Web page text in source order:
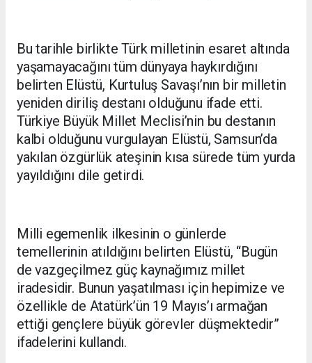
Bu tarihle birlikte Türk milletinin esaret altında
yaşamayacağını tüm dünyaya haykırdığını
belirten Elüstü, Kurtuluş Savaşı’nın bir milletin
yeniden diriliş destanı olduğunu ifade etti.
Türkiye Büyük Millet Meclisi’nin bu destanın
kalbi olduğunu vurgulayan Elüstü, Samsun’da
yakılan özgürlük ateşinin kısa sürede tüm yurda
yayıldığını dile getirdi.
Milli egemenlik ilkesinin o günlerde
temellerinin atıldığını belirten Elüstü, “Bugün
de vazgeçilmez güç kaynağımız millet
iradesidir. Bunun yaşatılması için hepimize ve
özellikle de Atatürk’ün 19 Mayıs’ı armağan
ettiği gençlere büyük görevler düşmektedir”
ifadelerini kullandı.